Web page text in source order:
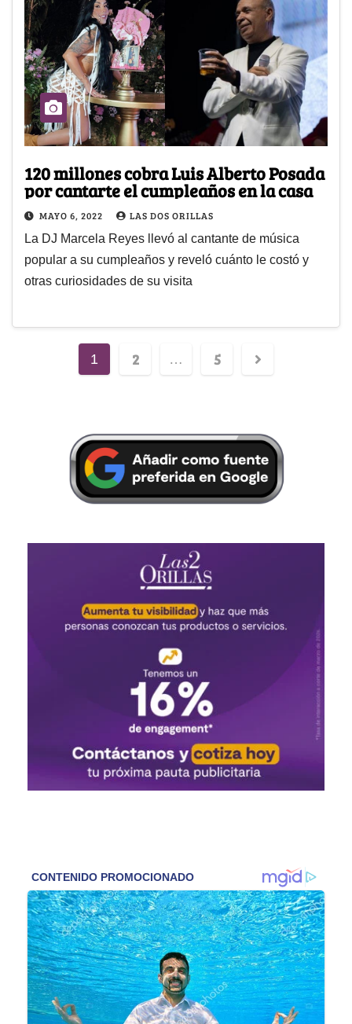
120 millones cobra Luis Alberto Posada
por cantarte el cumpleaños en la casa
MAYO 6, 2022 LAS DOS ORILLAS
La DJ Marcela Reyes llevó al cantante de música
popular a su cumpleaños y reveló cuánto le costó y
otras curiosidades de su visita
1 2 … 5